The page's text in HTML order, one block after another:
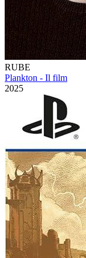
RUBE
Plankton - Il film
2025